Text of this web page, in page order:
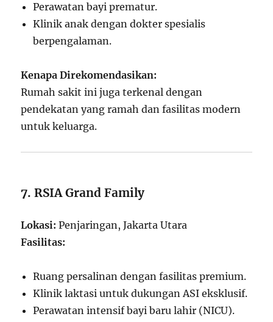
Perawatan bayi prematur.
Klinik anak dengan dokter spesialis
berpengalaman.
Kenapa Direkomendasikan:
Rumah sakit ini juga terkenal dengan
pendekatan yang ramah dan fasilitas modern
untuk keluarga.
7. RSIA Grand Family
Lokasi: Penjaringan, Jakarta Utara
Fasilitas:
Ruang persalinan dengan fasilitas premium.
Klinik laktasi untuk dukungan ASI eksklusif.
Perawatan intensif bayi baru lahir (NICU).